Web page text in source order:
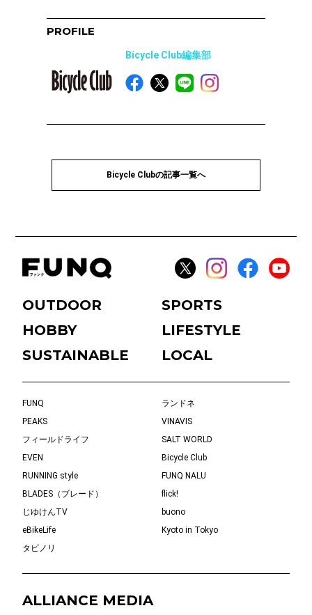
PROFILE
Bicycle Club編集部
Bicycle Clubの記事一覧へ
OUTDOOR
SPORTS
HOBBY
LIFESTYLE
SUSTAINABLE
LOCAL
FUNQ
ランドネ
PEAKS
VINAVIS
フィールドライフ
SALT WORLD
EVEN
Bicycle Club
RUNNING style
FUNQ NALU
BLADES（ブレード）
flick!
じゆけんTV
buono
eBikeLife
Kyoto in Tokyo
タビノリ
ALLIANCE MEDIA